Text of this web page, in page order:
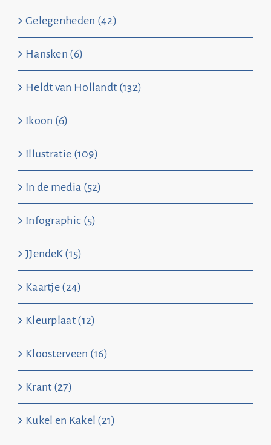
Gelegenheden (42)
Hansken (6)
Heldt van Hollandt (132)
Ikoon (6)
Illustratie (109)
In de media (52)
Infographic (5)
JJendeK (15)
Kaartje (24)
Kleurplaat (12)
Kloosterveen (16)
Krant (27)
Kukel en Kakel (21)